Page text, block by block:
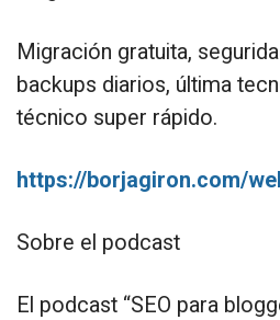
Migración gratuita,
backups diarios, última
técnico super rápido.
https://borjagiron.com/
Sobre el podcast
El podcast “SEO para